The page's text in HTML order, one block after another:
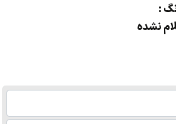
:
نشده